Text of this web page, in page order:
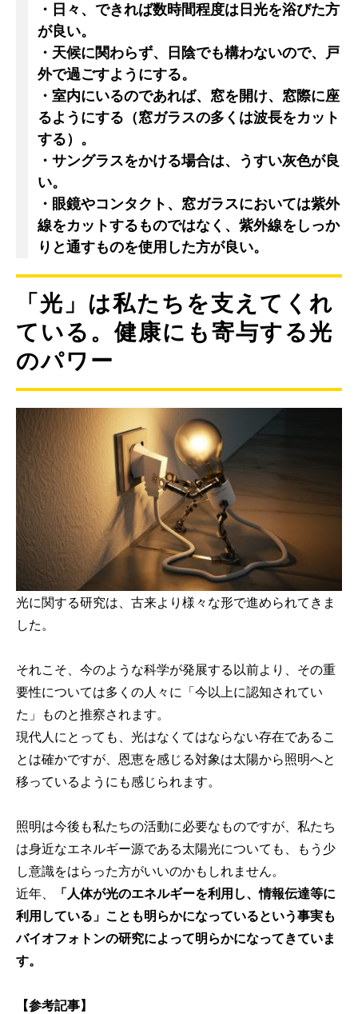
・日々、できれば数時間程度は日光を浴びた方
が良い。
・天候に関わらず、日陰でも構わないので、戸
外で過ごすようにする。
・室内にいるのであれば、窓を開け、窓際に座
るようにする（窓ガラスの多くは波長をカット
する）。
・サングラスをかける場合は、うすい灰色が良
い。
・眼鏡やコンタクト、窓ガラスにおいては紫外
線をカットするものではなく、紫外線をしっか
りと通すものを使用した方が良い。
「光」は私たちを支えてくれ
ている。健康にも寄与する光
のパワー
光に関する研究は、古来より様々な形で進められてきま
した。
それこそ、今のような科学が発展する以前より、その重
要性については多くの人々に「今以上に認知されてい
た」ものと推察されます。
現代人にとっても、光はなくてはならない存在であるこ
とは確かですが、恩恵を感じる対象は太陽から照明へと
移っているようにも感じられます。
照明は今後も私たちの活動に必要なものですが、私たち
は身近なエネルギー源である太陽光についても、もう少
し意識をはらった方がいいのかもしれません。
近年、
「人体が光のエネルギーを利用し、情報伝達等に
利用している」ことも明らかになっているという事実も
バイオフォトンの研究によって明らかになってきていま
す。
【参考記事】